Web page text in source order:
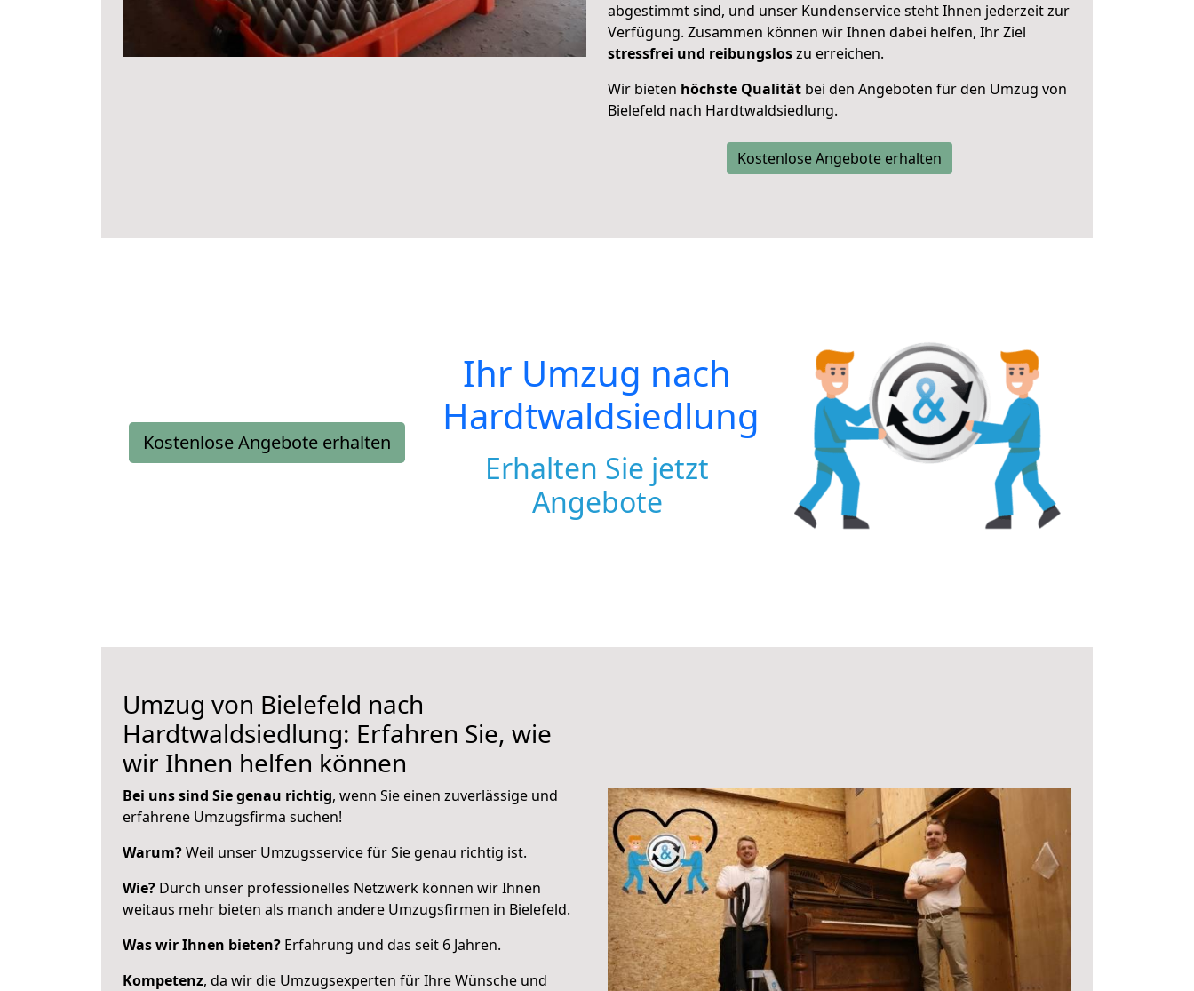
abgestimmt sind, und unser Kundenservice steht Ihnen jederzeit zur
Verfügung. Zusammen können wir Ihnen dabei helfen, Ihr Ziel
stressfrei und reibungsloszu erreichen.
Wir bieten höchste Qualität bei den Angeboten für den Umzug von
Bielefeld nach Hardtwaldsiedlung.
Kostenlose Angebote erhalten
Kostenlose Angebote erhalten
Ihr Umzug nach
Hardtwaldsiedlung
Erhalten Sie jetzt
Angebote
Umzug von Bielefeld nach
Hardtwaldsiedlung: Erfahren Sie, wie
wir Ihnen helfen können
Bei uns sind Sie genau richtig, wenn Sie einen zuverlässige und
erfahrene Umzugsfirma suchen!
Warum?Weil unser Umzugsservice für Sie genau richtig ist.
Wie? Durch unser professionelles Netzwerk können wir Ihnen
weitaus mehr bieten als manch andere Umzugsfirmen in Bielefeld.
Was wir Ihnen bieten? Erfahrung und das seit 6 Jahren.
Kompetenz, da wir die Umzugsexperten für Ihre Wünsche und